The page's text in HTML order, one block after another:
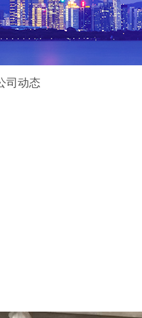
司动态